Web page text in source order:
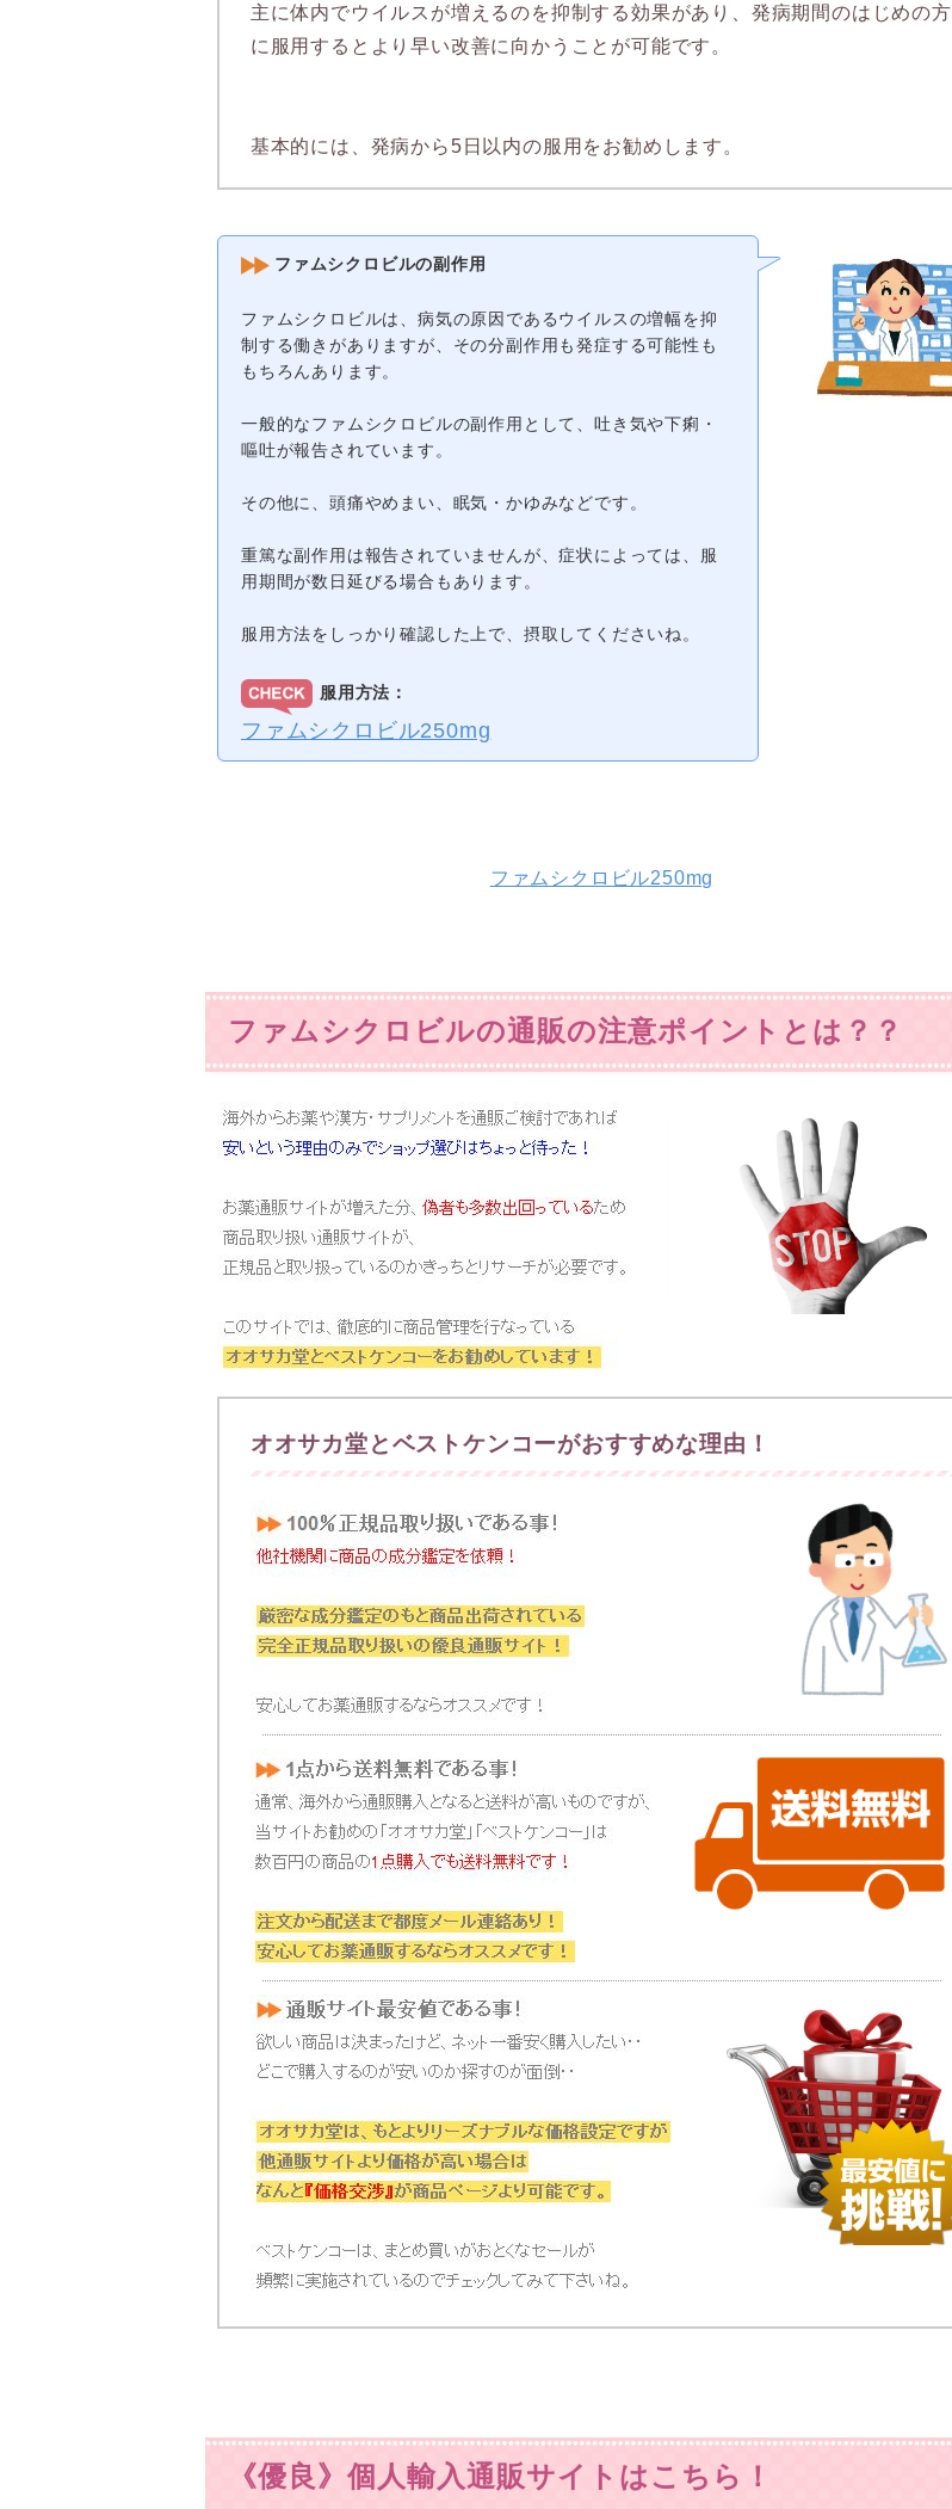
主に体内でウイルスが増えるのを抑制する効果があり、発病期間のはじめの方
に服用するとより早い改善に向かうことが可能です。
基本的には、発病から5日以内の服用をお勧めします。
ファムシクロビルの副作用
ファムシクロビルは、病気の原因であるウイルスの増幅を抑
制する働きがありますが、その分副作用も発症する可能性も
もちろんあります。
一般的なファムシクロビルの副作用として、吐き気や下痢・
嘔吐が報告されています。
その他に、頭痛やめまい、眠気・かゆみなどです。
重篤な副作用は報告されていませんが、症状によっては、服
用期間が数日延びる場合もあります。
服用方法をしっかり確認した上で、摂取してくださいね。
服用方法：
ファムシクロビル250mg
ファムシクロビル250mg
ファムシクロビルの通販の注意ポイントとは？？
オオサカ堂とベストケンコーがおすすめな理由！
《優良》個人輸入通販サイトはこちら！